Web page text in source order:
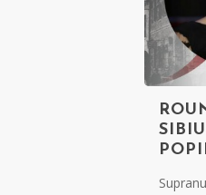
POPII